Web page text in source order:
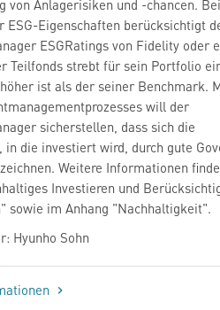
von Anlagerisiken und -chancen.
ESG-Eigenschaften berücksichtigt
ESGRatings von Fidelity oder
Teilfonds strebt für sein Portfolio
ist als der seiner Benchmark.
will der
sicherstellen, dass sich die
in die investiert wird, durch gute
Weitere Informationen
Investieren und
sowie im Anhang "Nachhaltigkeit".
Hyunho Sohn